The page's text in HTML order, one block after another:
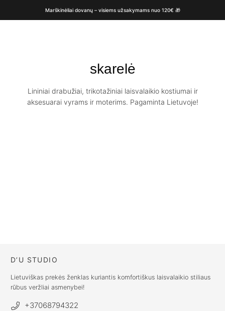
Marškinėliai dovanų – visiems užsakymams nuo 120€ 🎁
skarelė
Lininiai drabužiai, trikotažiniai laisvalaikio kostiumai ir
aksesuarai vyrams ir moterims. Pagaminta Lietuvoje!
D’U STUDIO
Lietuviškas prekės ženklas kuriantis komfortiškus laisvalaikio stiliaus
rūbus veržliai asmenybei!
+37068794322